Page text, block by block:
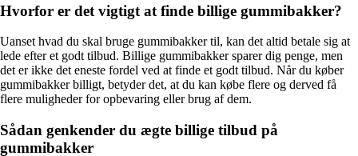
Hvorfor er det vigtigt at finde billige gummibakker?
Uanset hvad du skal bruge gummibakker til, kan det altid betale sig at
lede efter et godt tilbud. Billige gummibakker sparer dig penge, men
det er ikke det eneste fordel ved at finde et godt tilbud. Når du køber
gummibakker billigt, betyder det, at du kan købe flere og derved få
flere muligheder for opbevaring eller brug af dem.
Sådan genkender du ægte billige tilbud på
gummibakker